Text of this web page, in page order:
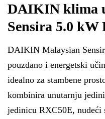
DAIKIN klima
Sensira 5.0 kW
DAIKIN Malaysian
pouzdano i energetski
idealno za stambene
kombinira unutarnju
jedinicu RXC50E, nudeći